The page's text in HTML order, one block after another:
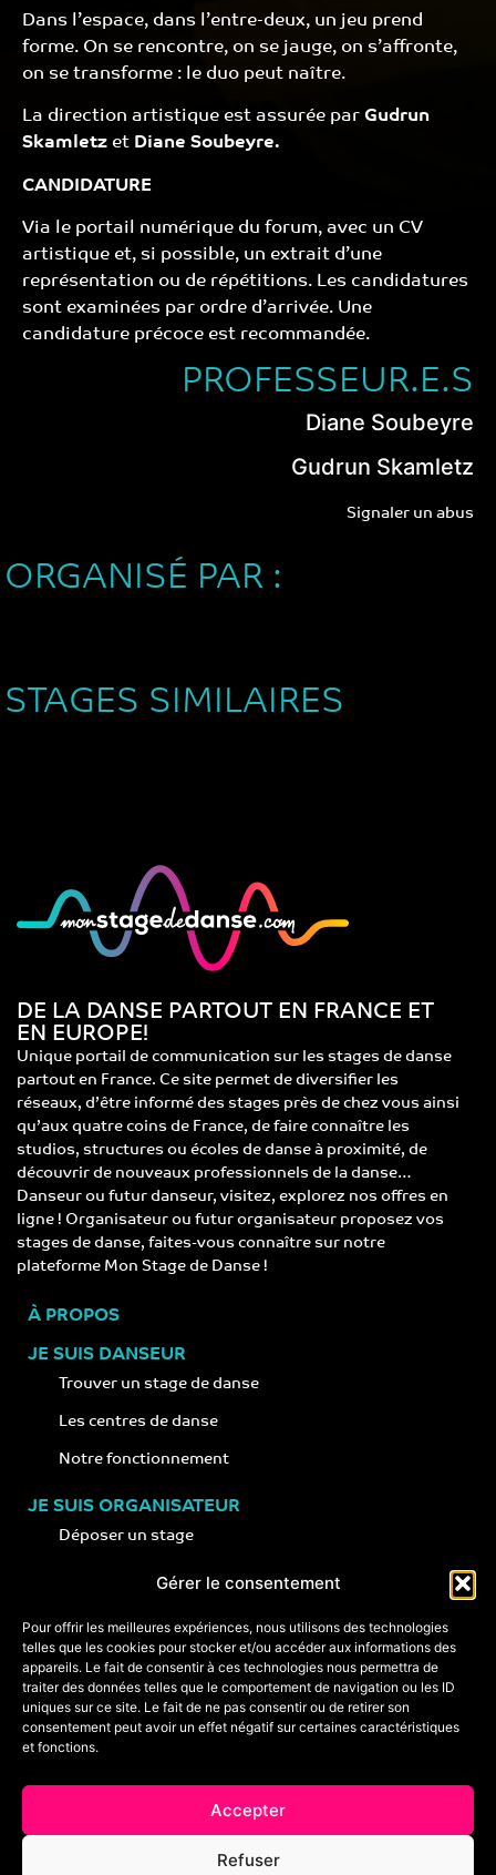
Gérer le consentement
Pour offrir les meilleures expériences, nous utilisons des technologies
telles que les cookies pour stocker et/ou accéder aux informations des
appareils. Le fait de consentir à ces technologies nous permettra de
traiter des données telles que le comportement de navigation ou les ID
uniques sur ce site. Le fait de ne pas consentir ou de retirer son
consentement peut avoir un effet négatif sur certaines caractéristiques
et fonctions.
Accepter
Refuser
Dans l’espace, dans l’entre-deux, un jeu prend
forme. On se rencontre, on se jauge, on s’affronte,
on se transforme : le duo peut naître.
La direction artistique est assurée par Gudrun
Skamletz et Diane Soubeyre.
CANDIDATURE
Via le portail numérique du forum, avec un CV
artistique et, si possible, un extrait d’une
représentation ou de répétitions. Les candidatures
sont examinées par ordre d’arrivée. Une
candidature précoce est recommandée.
PROFESSEUR.E.S
Diane Soubeyre
Gudrun Skamletz
Signaler un abus
ORGANISÉ PAR :
STAGES SIMILAIRES
DE LA DANSE PARTOUT EN FRANCE ET
EN EUROPE!
Unique portail de communication sur les stages de danse
partout en France. Ce site permet de diversifier les
réseaux, d’être informé des stages près de chez vous ainsi
qu’aux quatre coins de France, de faire connaître les
studios, structures ou écoles de danse à proximité, de
découvrir de nouveaux professionnels de la danse…
Danseur ou futur danseur, visitez, explorez nos offres en
ligne ! Organisateur ou futur organisateur proposez vos
stages de danse, faites-vous connaître sur notre
plateforme Mon Stage de Danse !
À PROPOS
JE SUIS DANSEUR
Trouver un stage de danse
Les centres de danse
Notre fonctionnement
JE SUIS ORGANISATEUR
Déposer un stage
Notre concept
CONTACT
+33 (0)6 74 89 64 59
monstagededanse@gmail.com
Crédits & mentions légales